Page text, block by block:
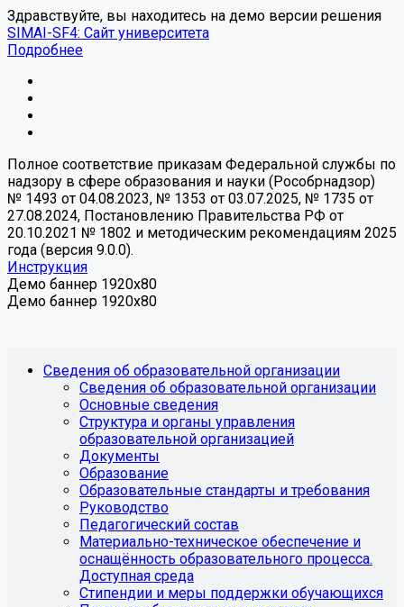
Здравствуйте, вы находитесь на демо версии решения
SIMAI-SF4: Сайт университета
Подробнее
Полное соответствие приказам Федеральной службы по
надзору в сфере образования и науки (Рособрнадзор)
№ 1493 от 04.08.2023, № 1353 от 03.07.2025, № 1735 от
27.08.2024, Постановлению Правительства РФ от
20.10.2021 № 1802 и методическим рекомендациям 2025
года (версия 9.0.0).
Инструкция
Демо баннер 1920x80
Демо баннер 1920x80
Сведения об образовательной организации
Сведения об образовательной организации
Основные сведения
Структура и органы управления
образовательной организацией
Документы
Образование
Образовательные стандарты и требования
Руководство
Педагогический состав
Материально-техническое обеспечение и
оснащённость образовательного процесса.
Доступная среда
Стипендии и меры поддержки обучающихся